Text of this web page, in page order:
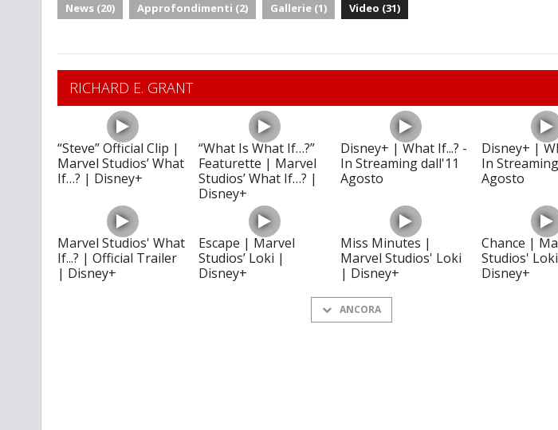
News (20) Approfondimenti (2) Gallerie (1) Video (31)
RICHARD E. GRANT
“Steve” Official Clip |
Marvel Studios’ What
If…? | Disney+
“What Is What If…?”
Featurette | Marvel
Studios’ What If…? |
Disney+
Disney+ | What If...? -
In Streaming dall'11
Agosto
Disney+ |
In
Agosto
Marvel Studios' What
If...? | Official Trailer
| Disney+
Escape | Marvel
Studios’ Loki |
Disney+
Miss Minutes |
Marvel Studios' Loki
| Disney+
Chance |
Studios'
Disney+
ANCORA